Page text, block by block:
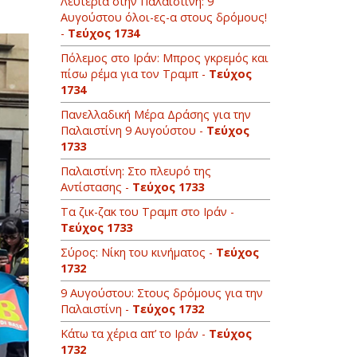
Αυγούστου όλοι-ες-α στους δρόμους!
- Τεύχος 1734
Πόλεμος στο Ιράν: Μπρος γκρεμός και
πίσω ρέμα για τον Τραμπ - Τεύχος
1734
Πανελλαδική Μέρα Δράσης για την
Παλαιστίνη 9 Αυγούστου - Τεύχος
1733
Παλαιστίνη: Στο πλευρό της
Αντίστασης - Τεύχος 1733
Τα ζικ-ζακ του Τραμπ στο Ιράν -
Τεύχος 1733
Σύρος: Νίκη του κινήματος - Τεύχος
1732
9 Αυγούστου: Στους δρόμους για την
Παλαιστίνη - Τεύχος 1732
Κάτω τα χέρια απ’ το Ιράν - Τεύχος
1732